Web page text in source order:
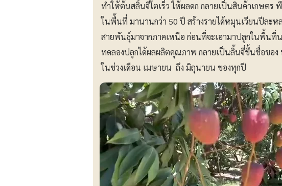
ทำให้ต้นสลิ้นจี่โตเร็ว ให้ผลดก กลายเป็นสินค้าเกษตร
ในพื้นที่ มานานกว่า 50 ปี สร้างรายได้หมุนเวียนปีละ
สายพันธุ์มาจากภาคเหนือ ก่อนที่จะเอามาปลูกในพื้นที่
ทดลองปลูกได้ผลผลิตคุณภาพ กลายเป็นลิ้นจี่ขึ้นชื่อขอ
ในช่วงเดือน เมษายน ถึง มิถุนายน ของทุกปี